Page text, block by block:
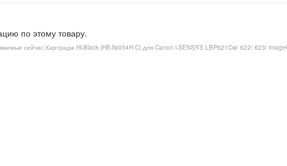
по этому товару.
сейчас:Картридж Hi-Black (HB-№054H C) для Canon i-SENSYS LBP621Cw/ 622/ 623/